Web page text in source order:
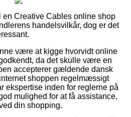
en Creative Cables online shop
handelsvilkår, dog er det
være at kigge hvorvidt online
da det skulle være en
accepterer gældende dansk
shoppen regelmæssigt
ekspertise inden for reglerne på
mulighed for at få assistance,
din shopping.